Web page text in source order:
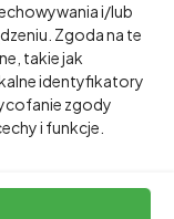
i/lub
Zgoda na te
takie jak
identyfikatory
zgody
i funkcje.